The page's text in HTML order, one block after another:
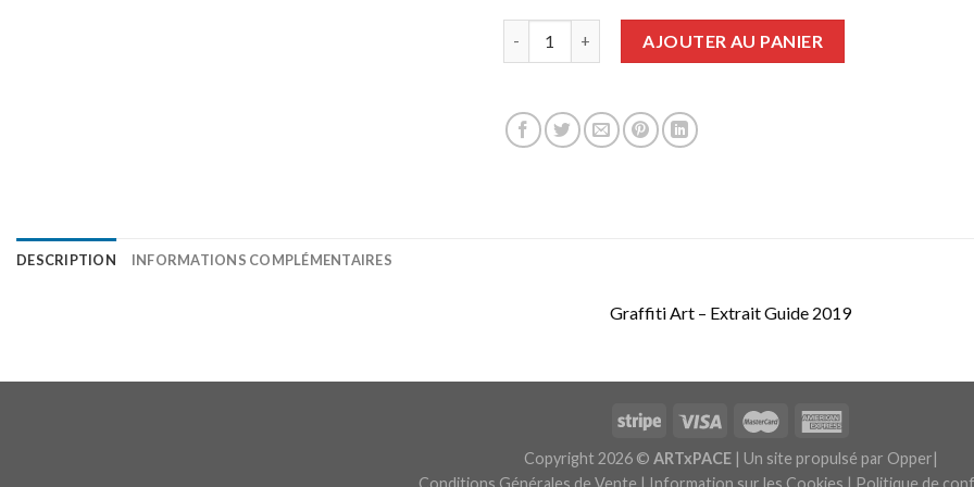
AJOUTER AU PANIER
DESCRIPTION INFORMATIONS COMPLÉMENTAIRES
Graffiti Art – Extrait Guide 2019
Copyright 2026 © ARTxPACE| Un site propulsé par Opper|
Conditions Générales de Vente | Information sur les Cookies | Politique de